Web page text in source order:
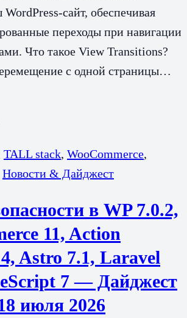
WordPress-сайт, обеспечивая
переходы при навигации
Что такое View Transitions?
с одной страницы…
TALL stack, WooCommerce,
Новости & Дайджест
в WP 7.0.2,
11, Action
Astro 7.1, Laravel
7 — Дайджест
июля 2026